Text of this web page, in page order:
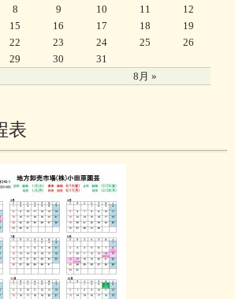
8月 »
8 9 10 11
12
15 16 17 18
19
22 23 24 25
26
29 30 31
表